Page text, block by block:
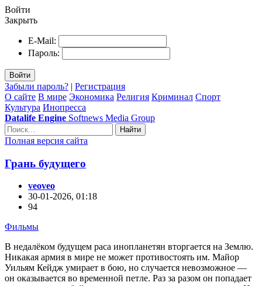
Войти
Закрыть
E-Mail:
Пароль:
Войти
Забыли пароль? | Регистрация
О сайте В мире Экономика Религия Криминал Спорт
Культура Инопресса
Datalife Engine Softnews Media Group
Найти
Полная версия сайта
Грань будущего
veoveo
30-01-2026, 01:18
94
Фильмы
В недалёком будущем раса инопланетян вторгается на Землю.
Никакая армия в мире не может противостоять им. Майор
Уильям Кейдж умирает в бою, но случается невозможное —
он оказывается во временной петле. Раз за разом он попадает